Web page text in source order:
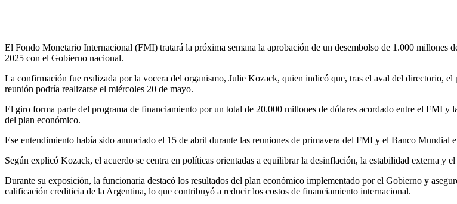
El Fondo Monetario Internacional (FMI) tratará la próxima semana la aprobación de un desembolso de 1.000 millones
2025 con el Gobierno nacional.
La confirmación fue realizada por la vocera del organismo, Julie Kozack, quien indicó que, tras el aval del directorio, el
reunión podría realizarse el miércoles 20 de mayo.
El giro forma parte del programa de financiamiento por un total de 20.000 millones de dólares acordado entre el FMI y
del plan económico.
Ese entendimiento había sido anunciado el 15 de abril durante las reuniones de primavera del FMI y el Banco Mundial
Según explicó Kozack, el acuerdo se centra en políticas orientadas a equilibrar la desinflación, la estabilidad externa y
Durante su exposición, la funcionaria destacó los resultados del plan económico implementado por el Gobierno y
calificación crediticia de la Argentina, lo que contribuyó a reducir los costos de financiamiento internacional.